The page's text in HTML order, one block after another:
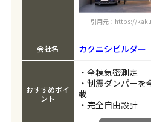
引用元：https://
会社名 カクニシビルダー
おすすめポイ
ント
・全棟気密測定
・制震ダンパーを
載
・完全自由設計